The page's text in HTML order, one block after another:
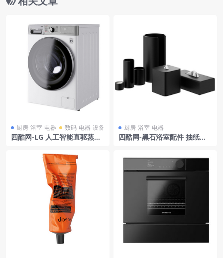
厨房-浴室-电器 数码-电器-设备
四酷网-LG 人工智能直驱蒸汽
厨房-浴室-电器
四酷网-黑石浴室配件 抽纸盒
Walther